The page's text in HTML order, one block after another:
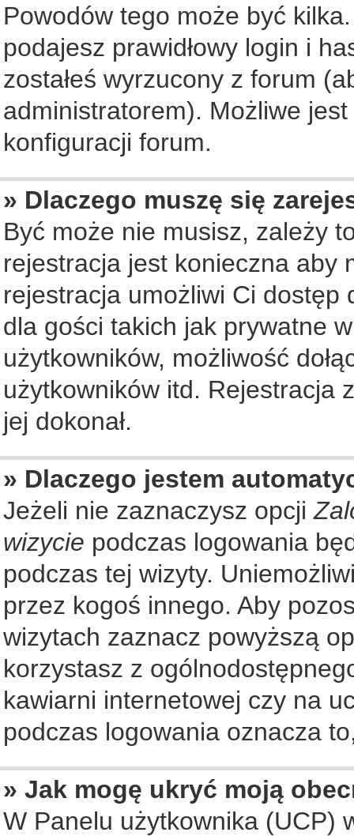
Powodów tego może być
podajesz prawidłowy login i
zostałeś wyrzucony z forum
administratorem). Możliwe
konfiguracji forum.
» Dlaczego muszę się
Być może nie musisz, zależy
rejestracja jest konieczna aby
rejestracja umożliwi Ci
dla gości takich jak prywatne
użytkowników, możliwość
użytkowników itd. Rejestracja
jej dokonał.
» Dlaczego jestem
Jeżeli nie zaznaczysz opcji
wizycie podczas logowania
podczas tej wizyty.
przez kogoś innego. Aby
wizytach zaznacz powyższą
korzystasz z
kawiarni internetowej czy na
podczas logowania oznacza
» Jak mogę ukryć moją
W Panelu użytkownika (UCP)